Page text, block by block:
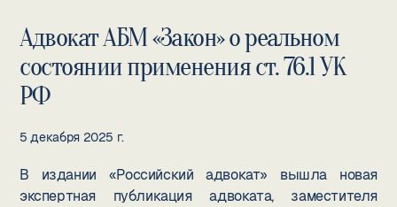
Адвокат АБМ «Закон» о реальном
состоянии применения ст. 76.1 УК
РФ
5 декабря 2025 г.
В издании «Российский адвокат» вышла новая
экспертная публикация адвоката, заместителя